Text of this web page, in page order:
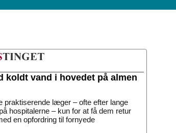
koldt vand i hovedet på almen
praktiserende læger – ofte efter lange
hospitalerne – kun for at få dem retur
en opfordring til fornyede